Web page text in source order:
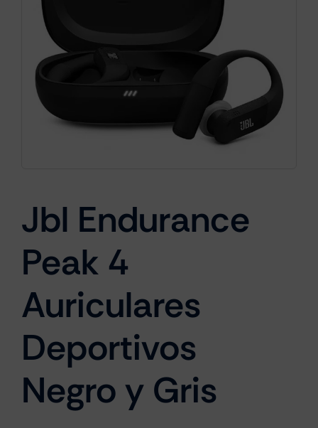
Smartwatches
Marcas
Jbl Endurance
Peak 4
Auriculares
Deportivos
Negro y Gris